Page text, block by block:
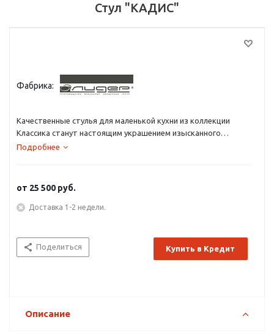
Стул "КАДИС"
Фабрика:
Качественные стулья для маленькой кухни из коллекции
Классика станут настоящим украшением изысканного
интерьера.
Подробнее
от 25 500 руб.
Доставка 1-2 недели.
Поделиться Купить в Кредит
Описание